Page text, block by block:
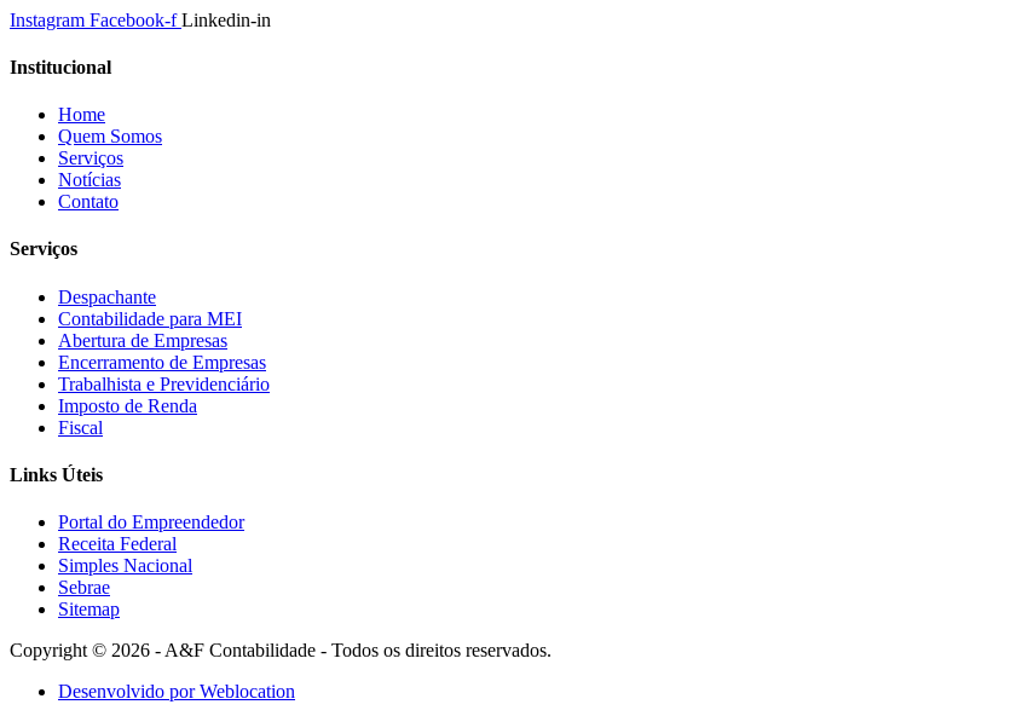
Instagram Facebook-f Linkedin-in
Institucional
Home
Quem Somos
Serviços
Notícias
Contato
Serviços
Despachante
Contabilidade para MEI
Abertura de Empresas
Encerramento de Empresas
Trabalhista e Previdenciário
Imposto de Renda
Fiscal
Links Úteis
Portal do Empreendedor
Receita Federal
Simples Nacional
Sebrae
Sitemap
Copyright © 2026 - A&F Contabilidade - Todos os direitos reservados.
Desenvolvido por Weblocation